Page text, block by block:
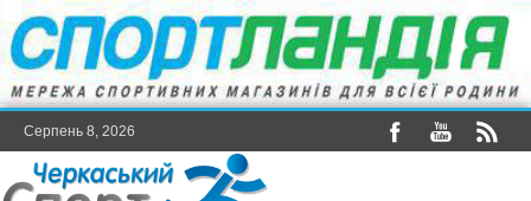
Серпень 8, 2026